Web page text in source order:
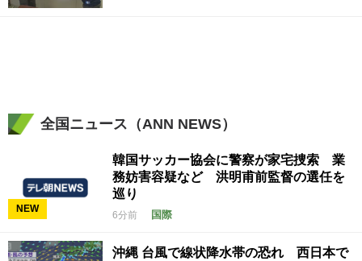
全国ニュース（ANN NEWS）
NEW
韓国サッカー協会に警察が家宅捜索 業
務妨害容疑など 洪明甫前監督の選任を
巡り
6分前 国際
沖縄 台風で線状降水帯の恐れ 西日本で